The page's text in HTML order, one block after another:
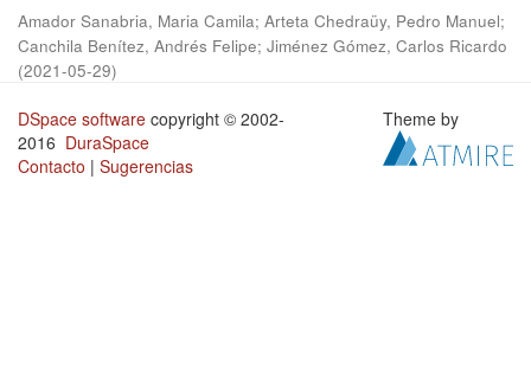
Amador Sanabria, Maria Camila; Arteta Chedraüy, Pedro Manuel;
Canchila Benítez, Andrés Felipe; Jiménez Gómez, Carlos Ricardo
(2021-05-29)
DSpace software copyright © 2002-
2016 DuraSpace
Contacto | Sugerencias
Theme by